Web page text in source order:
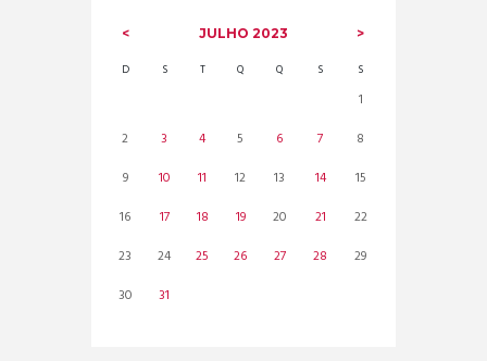
JULHO 2023
D S T Q Q S S
1
2
3 4 5 6 7
8
9
10 11 12 13 14
15
16
17 18 19 20 21
22
23
24 25 26 27 28
29
30
31